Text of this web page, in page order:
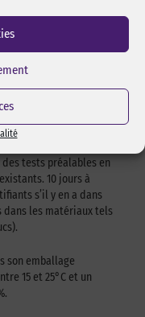
entre 21°C et
trop ferme pour
se tient
tests préalables en
10 jours à
s’il y en a dans
les matériaux tels
son emballage
15 et 25°C et un